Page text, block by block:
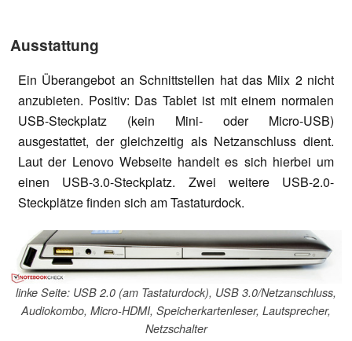
Ausstattung
Ein Überangebot an Schnittstellen hat das Miix 2 nicht
anzubieten. Positiv: Das Tablet ist mit einem normalen
USB-Steckplatz (kein Mini- oder Micro-USB)
ausgestattet, der gleichzeitig als Netzanschluss dient.
Laut der Lenovo Webseite handelt es sich hierbei um
einen USB-3.0-Steckplatz. Zwei weitere USB-2.0-
Steckplätze finden sich am Tastaturdock.
linke Seite: USB 2.0 (am Tastaturdock), USB 3.0/Netzanschluss,
Audiokombo, Micro-HDMI, Speicherkartenleser, Lautsprecher,
Netzschalter